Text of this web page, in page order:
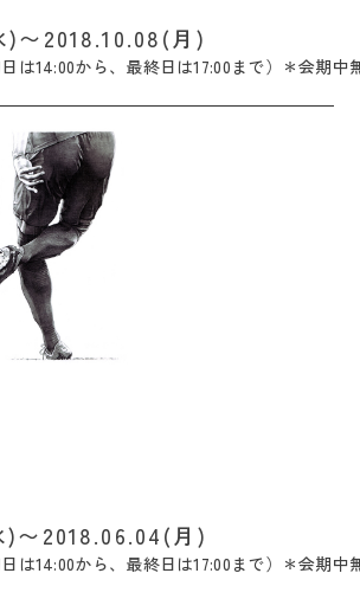
)〜2018.10.08(月)
は14:00から、最終日は17:00まで）＊会期中
)〜2018.06.04(月)
は14:00から、最終日は17:00まで）＊会期中